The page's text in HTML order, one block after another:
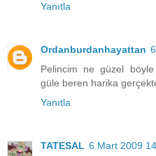
Yanıtla
Ordanburdanhayattan
Pelincim ne güzel böyle
güle beren harika
Yanıtla
TATESAL 6 Mart 2009